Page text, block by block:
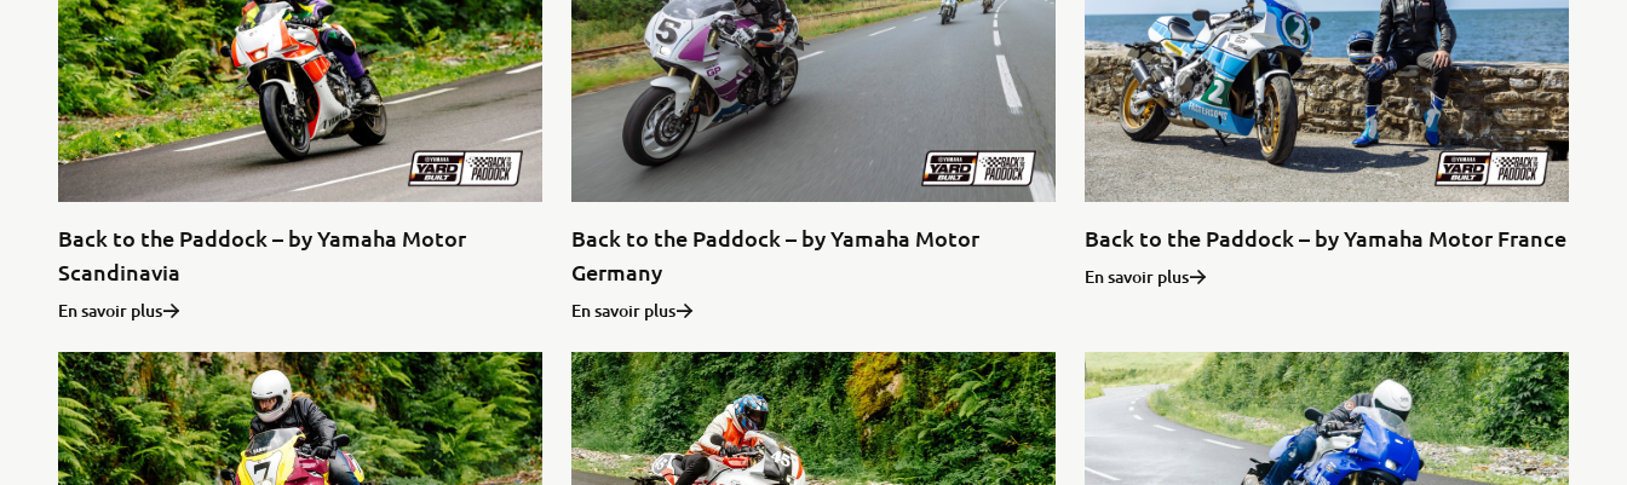
Back to the Paddock – by Yamaha Motor
Scandinavia
En savoir plus
Back to the Paddock – by Yamaha Motor
Germany
En savoir plus
Back to the Paddock – by Yamaha Motor France
En savoir plus